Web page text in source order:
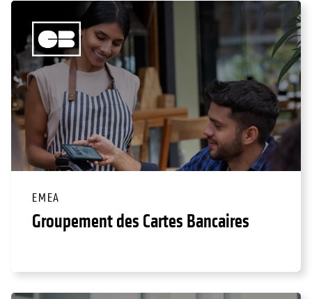
EMEA
Groupement des Cartes Bancaires